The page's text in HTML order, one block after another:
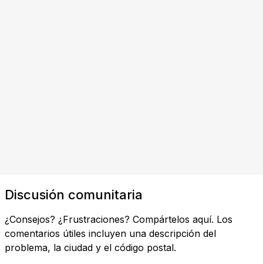
Discusión comunitaria
¿Consejos? ¿Frustraciones? Compártelos aquí. Los
comentarios útiles incluyen una descripción del
problema, la ciudad y el código postal.